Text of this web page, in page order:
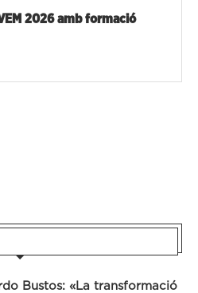
2026 amb formació
Bustos: «La transformació